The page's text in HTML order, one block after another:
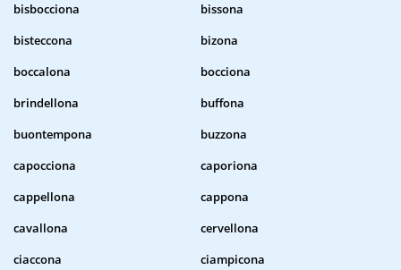
bisbocciona
bissona
bisteccona
bizona
boccalona
bocciona
brindellona
buffona
buontempona
buzzona
capocciona
caporiona
cappellona
cappona
cavallona
cervellona
ciaccona
ciampicona